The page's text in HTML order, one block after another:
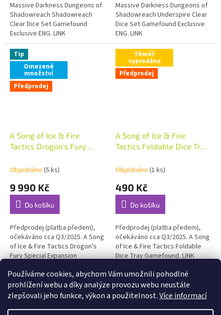
Používáme cookies, abychom Vám umožnili pohodlné
prohlížení webu a díky analýze provozu webu neustále
zlepšovali jeho funkce, výkon a použitelnost.Více informací
Massive Darkness Dungeons of
Shadowreach Shadowreach
Clear Dice Set Gamefound
Exclusive ENG. LINK
Massive Darkness Dungeons of
Shadowreach Underspire Clear
Dice Set Gamefound Exclusive
ENG. LINK
Tip
Omezené
množství
Předprodej
A Song of Ice & Fire
Tactics Drogon's Fury
Gamefound ENG
Objednáno (5 ks)
9 990 Kč
Do košíku
Předprodej (platba předem),
očekáváno cca Q3/2025. A Song
of Ice & Fire Tactics Drogon's
Fury Special Expansion
Téměř
vyprodáno
Předprodej
A Song of Ice & Fire
Tactics Foldable Dice Tray
Objednáno (1 ks)
490 Kč
Do košíku
Předprodej (platba předem),
očekáváno cca Q3/2025. A Song
of Ice & Fire Tactics Foldable
Dice Tray Gamefound. LINK
O
v
á
6položek celkem